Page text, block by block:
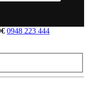
0948 223 444